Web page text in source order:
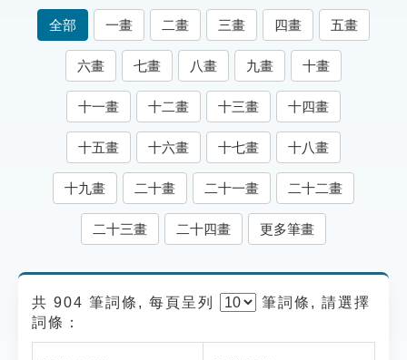
索引選單
知識索引
單字索引
生命大百科索引
遊戲專區
貓頭鷹博士
全部 一畫 二畫 三畫 四畫 五畫
六畫 七畫 八畫 九畫 十畫
十一畫 十二畫 十三畫 十四畫
十五畫 十六畫 十七畫 十八畫
十九畫 二十畫 二十一畫 二十二畫
二十三畫 二十四畫 更多筆畫
共 904 筆詞條, 每頁呈列 筆詞條, 請選擇
詞條：